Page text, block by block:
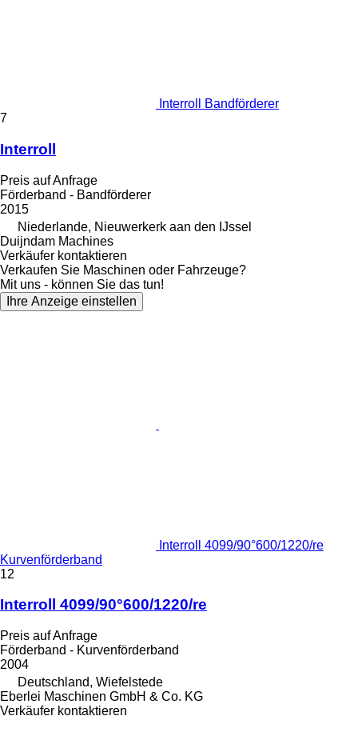
Interroll Bandförderer
7
Interroll
Preis auf Anfrage
Förderband - Bandförderer
2015
Niederlande, Nieuwerkerk aan den IJssel
Duijndam Machines
Verkäufer kontaktieren
Verkaufen Sie Maschinen oder Fahrzeuge?
Mit uns - können Sie das tun!
Ihre Anzeige einstellen
Interroll 4099/90°600/1220/re
Kurvenförderband
12
Interroll 4099/90°600/1220/re
Preis auf Anfrage
Förderband - Kurvenförderband
2004
Deutschland, Wiefelstede
Eberlei Maschinen GmbH & Co. KG
Verkäufer kontaktieren